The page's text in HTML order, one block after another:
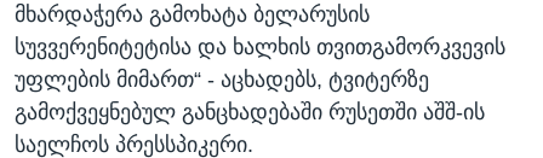
მხარდაჭერა გამოხატა ბელარუსის
სუვვერენიტეტისა და ხალხის თვითგამორკვევის
უფლების მიმართ“ - აცხადებს, ტვიტერზე
გამოქვეყნებულ განცხადებაში რუსეთში აშშ-ის
საელჩოს პრესსპიკერი.